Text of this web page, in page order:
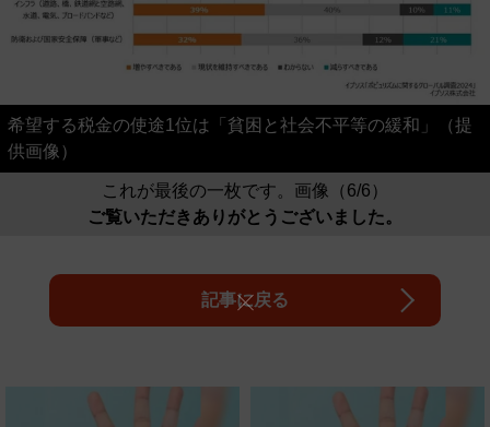
希望する税金の使途1位は「貧困と社会不平等の緩和」（提
供画像）
これが最後の一枚です。画像（6/6）
ご覧いただきありがとうございました。
記事に戻る